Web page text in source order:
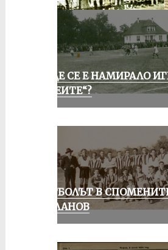
КЪДЕ СЕ Е НАМИРАЛО
„АЛЕИТЕ“?
ФУТБОЛЪТ В
МИЛАНОВ